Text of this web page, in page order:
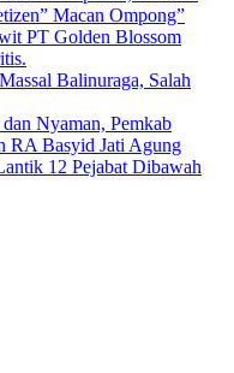
Macan Ompong”
PT Golden Blossom
Balinuraga, Salah
Nyaman, Pemkab
RA Basyid Jati Agung
12 Pejabat Dibawah